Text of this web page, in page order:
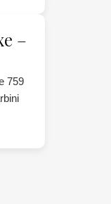
–
759